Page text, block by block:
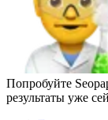
Попробуйте
результаты уже